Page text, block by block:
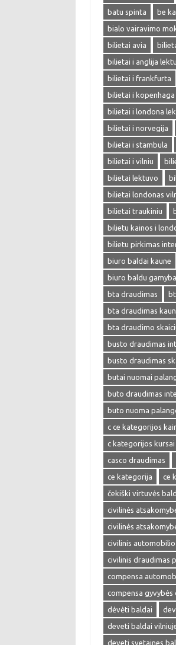
batu spinta
be
bialo vairavimo
bilietai avia
bilietai i anglija
bilietai i frankfurta
bilietai i kopenhaga
bilietai i londona
bilietai i norvegija
bilietai i stambula
bilietai i vilniu
bilietai lektuvo
bilietai londonas
bilietai traukiniu
bilietu kainos i
bilietu pirkimas
biuro baldai kaune
biuro baldu gamyba
bta draudimas
bta draudimas
bta draudimo
busto draudimas
busto draudimas
butai nuomai
buto draudimas
buto nuoma
c ce kategorijos
c kategorijos kursai
casco draudimas
ce kategorija
ce
čekiški virtuvės
civilinės
civilinės
civilinis
civilinis draudimas
compensa
compensa gyvybės
dėvėti baldai
deveti baldai
deveti svetaines